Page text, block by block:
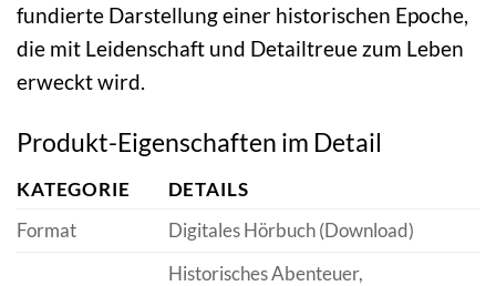
fundierte Darstellung einer historischen Epoche,
die mit Leidenschaft und Detailtreue zum Leben
erweckt wird.
Produkt-Eigenschaften im Detail
KATEGORIE
DETAILS
Format
Digitales Hörbuch (Download)
Historisches Abenteuer,